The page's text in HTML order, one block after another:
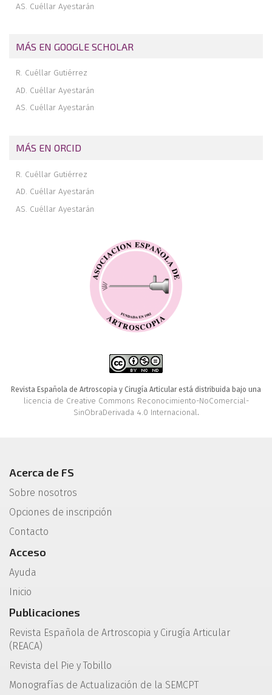
AS. Cuéllar Ayestarán
MÁS EN GOOGLE SCHOLAR
R. Cuéllar Gutiérrez
AD. Cuéllar Ayestarán
AS. Cuéllar Ayestarán
MÁS EN ORCID
R. Cuéllar Gutiérrez
AD. Cuéllar Ayestarán
AS. Cuéllar Ayestarán
Revista Española de Artroscopia y Cirugía Articular está distribuida bajo una
licencia de Creative Commons Reconocimiento-NoComercial-
SinObraDerivada 4.0 Internacional.
Acerca de FS
Sobre nosotros
Opciones de inscripción
Contacto
Acceso
Ayuda
Inicio
Publicaciones
Revista Española de Artroscopia y Cirugía Articular
(REACA)
Revista del Pie y Tobillo
Monografías de Actualización de la SEMCPT